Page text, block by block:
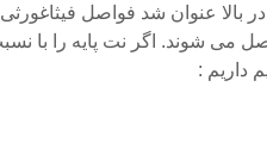
بالا عنوان شد فواصل
می شوند. اگر نت پایه را با